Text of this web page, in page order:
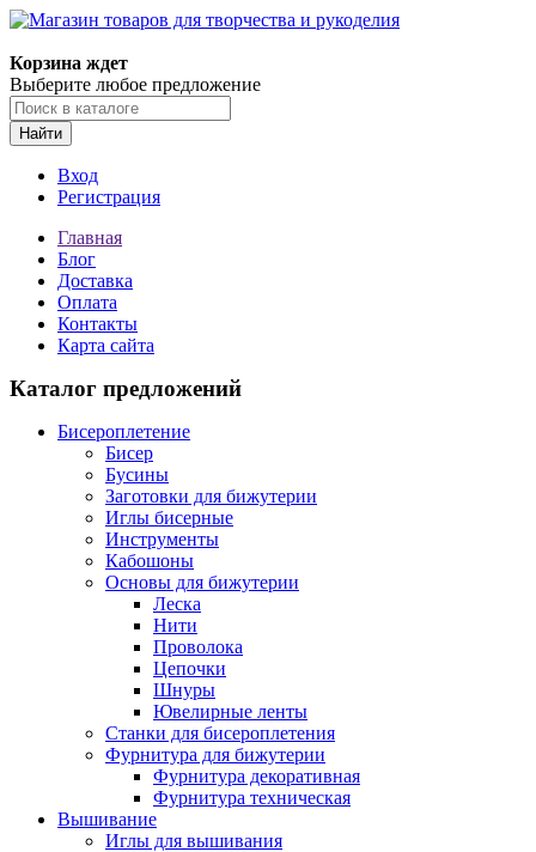
Корзина ждет
Выберите любое предложение
Найти
Вход
Регистрация
Главная
Блог
Доставка
Оплата
Контакты
Карта сайта
Каталог предложений
Бисероплетение
Бисер
Бусины
Заготовки для бижутерии
Иглы бисерные
Инструменты
Кабошоны
Основы для бижутерии
Леска
Нити
Проволока
Цепочки
Шнуры
Ювелирные ленты
Станки для бисероплетения
Фурнитура для бижутерии
Фурнитура декоративная
Фурнитура техническая
Вышивание
Иглы для вышивания